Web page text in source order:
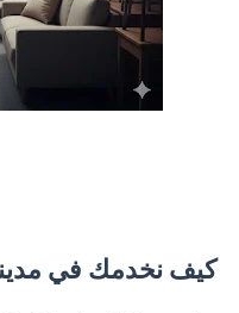
كيف نخدمك في